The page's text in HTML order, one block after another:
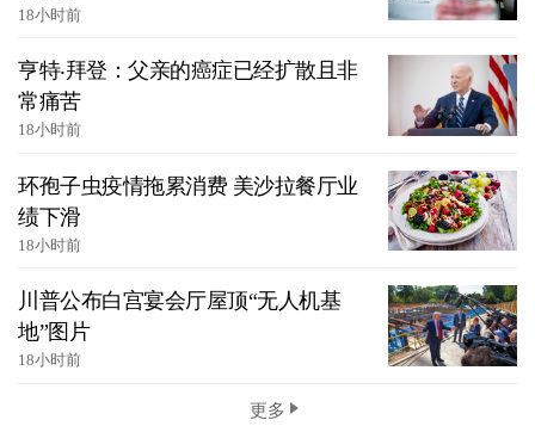
18小时前
亨特‧拜登：父亲的癌症已经扩散且非
常痛苦
18小时前
环孢子虫疫情拖累消费 美沙拉餐厅业
绩下滑
18小时前
川普公布白宫宴会厅屋顶“无人机基
地”图片
18小时前
更多